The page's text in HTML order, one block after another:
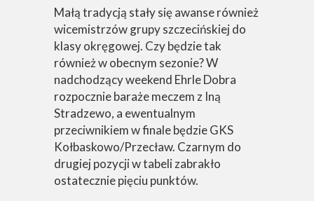
Małą tradycją stały się awanse również
wicemistrzów grupy szczecińskiej do
klasy okręgowej. Czy będzie tak
również w obecnym sezonie? W
nadchodzący weekend Ehrle Dobra
rozpocznie baraże meczem z Iną
Stradzewo, a ewentualnym
przeciwnikiem w finale będzie GKS
Kołbaskowo/Przecław. Czarnym do
drugiej pozycji w tabeli zabrakło
ostatecznie pięciu punktów.